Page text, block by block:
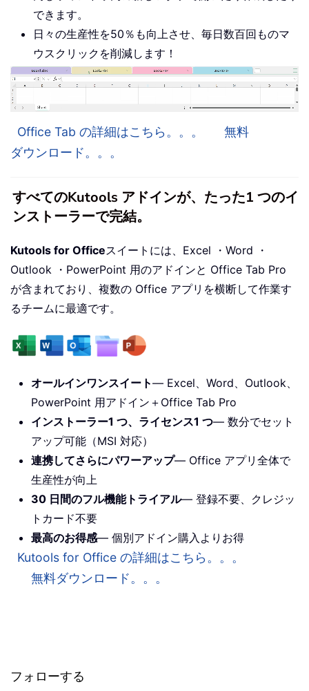
できます。
日々の生産性を50％も向上させ、毎日数百回ものマ
ウスクリックを削減します！
Office Tab の詳細はこちら。。。
無料
ダウンロード。。。
すべてのKutools アドインが、たった1 つのイ
ンストーラーで完結。
Kutools for Officeスイートには、Excel ・Word ・
Outlook ・PowerPoint 用のアドインと Office Tab Pro
が含まれており、複数の Office アプリを横断して作業す
るチームに最適です。
オールインワンスイート— Excel、Word、Outlook、
PowerPoint 用アドイン＋Office Tab Pro
インストーラー1 つ、ライセンス1 つ— 数分でセット
アップ可能（MSI 対応）
連携してさらにパワーアップ— Office アプリ全体で
生産性が向上
30 日間のフル機能トライアル— 登録不要、クレジッ
トカード不要
最高のお得感— 個別アドイン購入よりお得
Kutools for Office の詳細はこちら。。。
無料ダウンロード。。。
フォローする